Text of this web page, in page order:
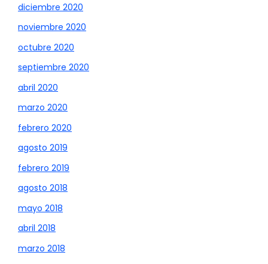
diciembre 2020
noviembre 2020
octubre 2020
septiembre 2020
abril 2020
marzo 2020
febrero 2020
agosto 2019
febrero 2019
agosto 2018
mayo 2018
abril 2018
marzo 2018